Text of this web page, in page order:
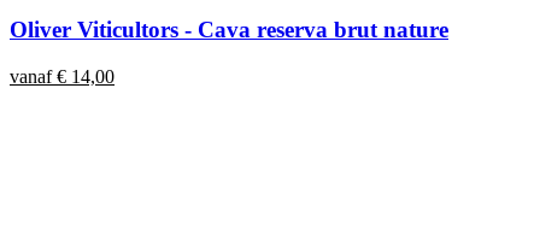
Oliver Viticultors - Cava reserva brut nature
vanaf€ 14,00